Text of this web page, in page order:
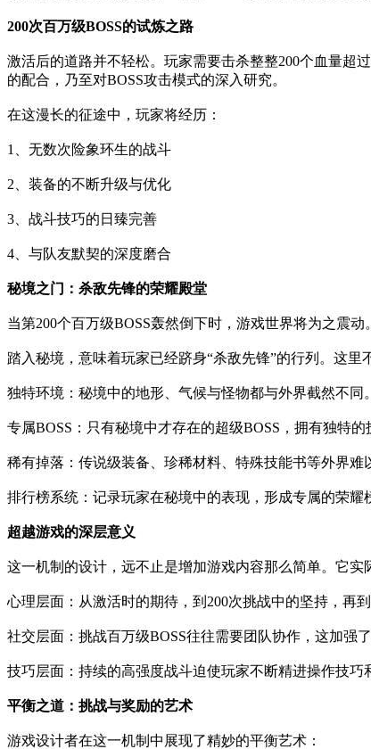
200次百万级BOSS的试炼之路
激活后的道路并不轻松。玩家需要击杀整整200个血量超
的配合，乃至对BOSS攻击模式的深入研究。
在这漫长的征途中，玩家将经历：
1、无数次险象环生的战斗
2、装备的不断升级与优化
3、战斗技巧的日臻完善
4、与队友默契的深度磨合
秘境之门：杀敌先锋的荣耀殿堂
当第200个百万级BOSS轰然倒下时，游戏世界将为之震
踏入秘境，意味着玩家已经跻身“杀敌先锋”的行列。这
独特环境：秘境中的地形、气候与怪物都与外界截然不同。
专属BOSS：只有秘境中才存在的超级BOSS，拥有独特的
稀有掉落：传说级装备、珍稀材料、特殊技能书等外界难
排行榜系统：记录玩家在秘境中的表现，形成专属的荣耀
超越游戏的深层意义
这一机制的设计，远不止是增加游戏内容那么简单。它实
心理层面：从激活时的期待，到200次挑战中的坚持，再
社交层面：挑战百万级BOSS往往需要团队协作，这加强
技巧层面：持续的高强度战斗迫使玩家不断精进操作技巧
平衡之道：挑战与奖励的艺术
游戏设计者在这一机制中展现了精妙的平衡艺术：